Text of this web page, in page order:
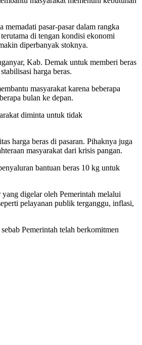
pasar-pasar dalam rangka
di tengan kondisi ekonomi
diperbanyak stoknya.
Kab. Demak untuk memberi beras
harga beras.
masyarakat karena beberapa
bulan ke depan.
diminta untuk tidak
harga beras di pasaran. Pihaknya juga
masyarakat dari krisis pangan.
bantuan beras 10 kg untuk
digelar oleh Pemerintah melalui
pelayanan publik terganggu, inflasi,
Pemerintah telah berkomitmen